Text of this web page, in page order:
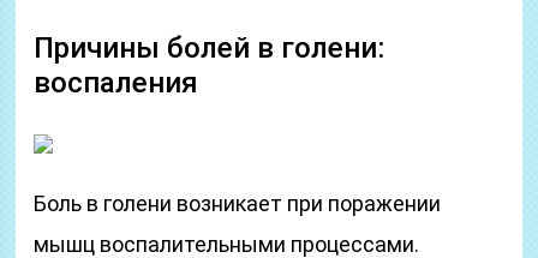
Причины болей в голени:
воспаления
Боль в голени возникает при поражении
мышц воспалительными процессами.